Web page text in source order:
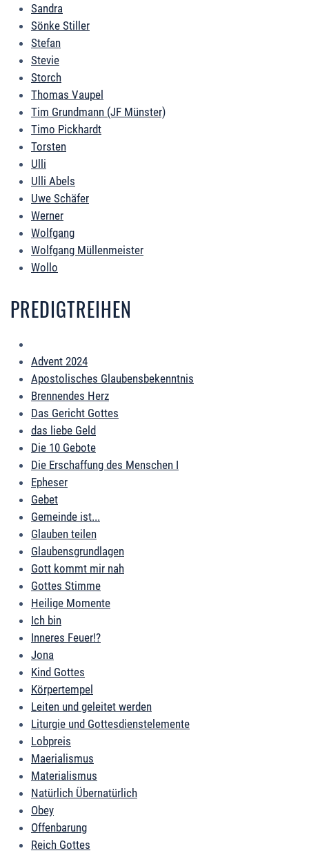
Sandra
Sönke Stiller
Stefan
Stevie
Storch
Thomas Vaupel
Tim Grundmann (JF Münster)
Timo Pickhardt
Torsten
Ulli
Ulli Abels
Uwe Schäfer
Werner
Wolfgang
Wolfgang Müllenmeister
Wollo
PREDIGTREIHEN
Advent 2024
Apostolisches Glaubensbekenntnis
Brennendes Herz
Das Gericht Gottes
das liebe Geld
Die 10 Gebote
Die Erschaffung des Menschen I
Epheser
Gebet
Gemeinde ist...
Glauben teilen
Glaubensgrundlagen
Gott kommt mir nah
Gottes Stimme
Heilige Momente
Ich bin
Inneres Feuer!?
Jona
Kind Gottes
Körpertempel
Leiten und geleitet werden
Liturgie und Gottesdienstelemente
Lobpreis
Maerialismus
Materialismus
Natürlich Übernatürlich
Obey
Offenbarung
Reich Gottes